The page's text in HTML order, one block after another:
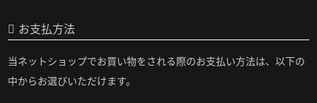
お支払方法
当ネットショップでお買い物をされる際のお支払い方法は、以下の
中からお選びいただけます。